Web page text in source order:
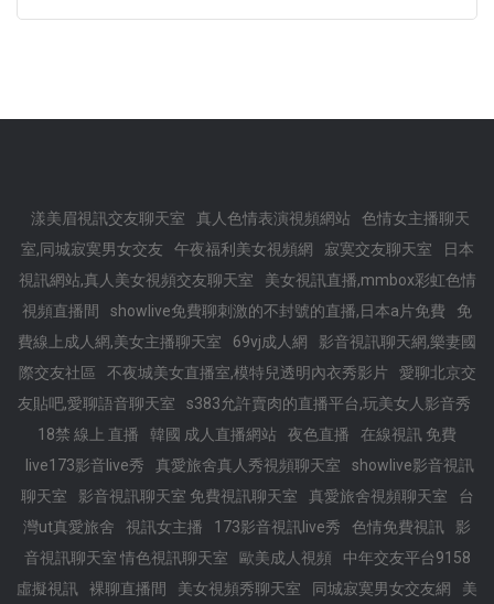
漾美眉視訊交友聊天室 真人色情表演視頻網站
色情女主播聊天
室,同城寂寞男女交友
午夜福利美女視頻網 寂寞交友聊天室
日本
視訊網站,真人美女視頻交友聊天室
美女視訊直播,mmbox彩虹色情
視頻直播間
showlive免費聊刺激的不封號的直播,日本a片免費
免
費線上成人網,美女主播聊天室
69vj成人網
影音視訊聊天網,樂妻國
際交友社區
不夜城美女直播室,模特兒透明內衣秀影片
愛聊北京交
友貼吧,愛聊語音聊天室
s383允許賣肉的直播平台,玩美女人影音秀
18禁 線上 直播
韓國 成人直播網站 夜色直播
在線視訊 免費
live173影音live秀
真愛旅舍真人秀視頻聊天室
showlive影音視訊
聊天室
影音視訊聊天室 免費視訊聊天室 真愛旅舍視頻聊天室
台
灣ut真愛旅舍
視訊女主播 173影音視訊live秀 色情免費視訊
影
音視訊聊天室 情色視訊聊天室
歐美成人視頻
中年交友平台9158
虛擬視訊
裸聊直播間 美女視頻秀聊天室 同城寂寞男女交友網 美